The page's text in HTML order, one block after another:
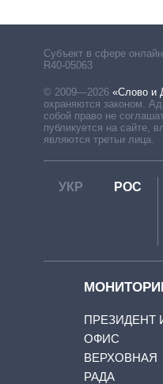
Субъект в сфере
R40-05063
© 2009—2026 «Слово и
охраняются законом.
собой право не
публикуется на сайте,
являются третьи лица.
УКР РОС
ПРЕЗИДЕНТ
ОФИС
ВЕРХОВНАЯ
РАДА